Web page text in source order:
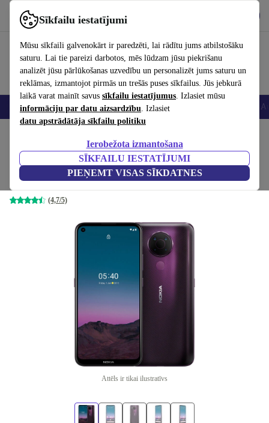
Sīkfailu iestatījumi
Mūsu sīkfaili galvenokārt ir paredzēti, lai rādītu jums atbilstošāku
saturu. Lai tie pareizi darbotos, mēs lūdzam jūsu piekrišanu
analizēt jūsu pārlūkošanas uzvedību un personalizēt jums saturu un
reklāmas, izmantojot pirmās un trešās puses sīkfailus. Jūs jebkurā
laikā varat mainīt savus sīkfailu iestatījumus. Izlasiet mūsu
informāciju par datu aizsardzību. Izlasiet
datu apstrādātāja sīkfailu politiku
Ierobežota izmantošana
SĪKFAILU IESTATĪJUMI
PIEŅEMT VISAS SĪKDATNES
Izmantojiet refurbed ātri un viegli
Viedtālruņi Portatīvie datori Planšetes Viedpulksteņi
Nokia 5.4
4 GB | 128 GB | Dual-SIM | Dusk
(4,7/5)
Attēls ir tikai ilustratīvs